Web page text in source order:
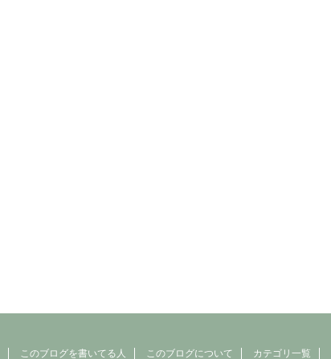
このブログを書いてる人 このブログについて カテゴリ一覧